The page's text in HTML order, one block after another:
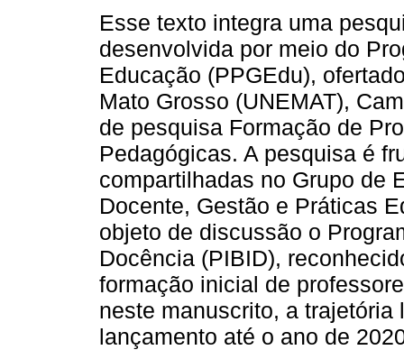
Esse texto integra uma
desenvolvida por meio do
Educação (PPGEdu),
Mato Grosso (UNEMAT),
de pesquisa Formação de
Pedagógicas. A pesquisa é
compartilhadas no Grupo de
Docente, Gestão e Práticas
objeto de discussão o
Docência (PIBID),
formação inicial de
neste manuscrito, a
lançamento até o ano de